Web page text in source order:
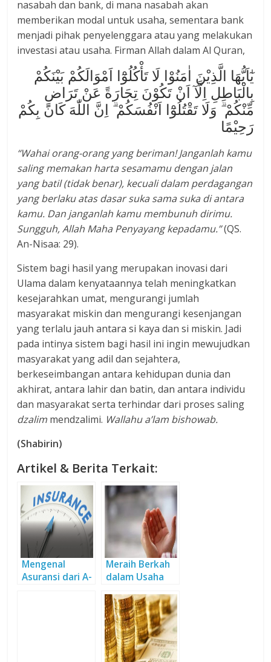
nasabah dan bank, di mana nasabah akan
memberikan modal untuk usaha, sementara bank
menjadi pihak penyelenggara atau yang melakukan
investasi atau usaha. Firman Allah dalam Al Quran,
يٰٓاَيُّهَا الَّذِيْنَ اٰمَنُوْا لَا تَأْكُلُوْٓا اَمْوَالَكُمْ بَيْنَكُمْ
بِالْبَاطِلِ اِلَّآ اَنْ تَكُوْنَ تِجَارَةً عَنْ تَرَاضٍ
مِّنْكُمْ ۗ وَلَا تَقْتُلُوْٓا اَنْفُسَكُمْ ۗ اِنَّ اللّٰهَ كَانَ بِكُمْ
رَحِيْمًا
“Wahai orang-orang yang beriman! Janganlah kamu
saling memakan harta sesamamu dengan jalan
yang batil (tidak benar), kecuali dalam perdagangan
yang berlaku atas dasar suka sama suka di antara
kamu. Dan janganlah kamu membunuh dirimu.
Sungguh, Allah Maha Penyayang kepadamu.”(QS.
An-Nisaa: 29).
Sistem bagi hasil yang merupakan inovasi dari
Ulama dalam kenyataannya telah meningkatkan
kesejarahkan umat, mengurangi jumlah
masyarakat miskin dan mengurangi kesenjangan
yang terlalu jauh antara si kaya dan si miskin. Jadi
pada intinya sistem bagi hasil ini ingin mewujudkan
masyarakat yang adil dan sejahtera,
berkeseimbangan antara kehidupan dunia dan
akhirat, antara lahir dan batin, dan antara individu
dan masyarakat serta terhindar dari proses saling
dzalim mendzalimi. Wallahu a’lam bishowab.
(Shabirin)
Artikel & Berita Terkait:
Mengenal
Asuransi dari A-
Meraih Berkah
dalam Usaha